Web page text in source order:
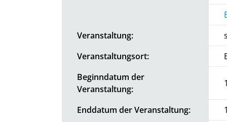
Veranstaltung:
Veranstaltungsort:
Beginndatum der
Veranstaltung:
Enddatum der Veranstaltung: